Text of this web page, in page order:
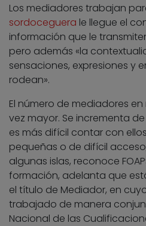
Los mediadores trabajan
sordoceguera le llegue el
información que le
pero además «la
sensaciones, expresiones y
rodean».
El número de mediadores
vez mayor. Se incrementa
es más difícil contar con
pequeñas o de difícil
algunas islas, reconoce
formación, adelanta que
el título de Mediador, en
trabajado de manera
Nacional de las